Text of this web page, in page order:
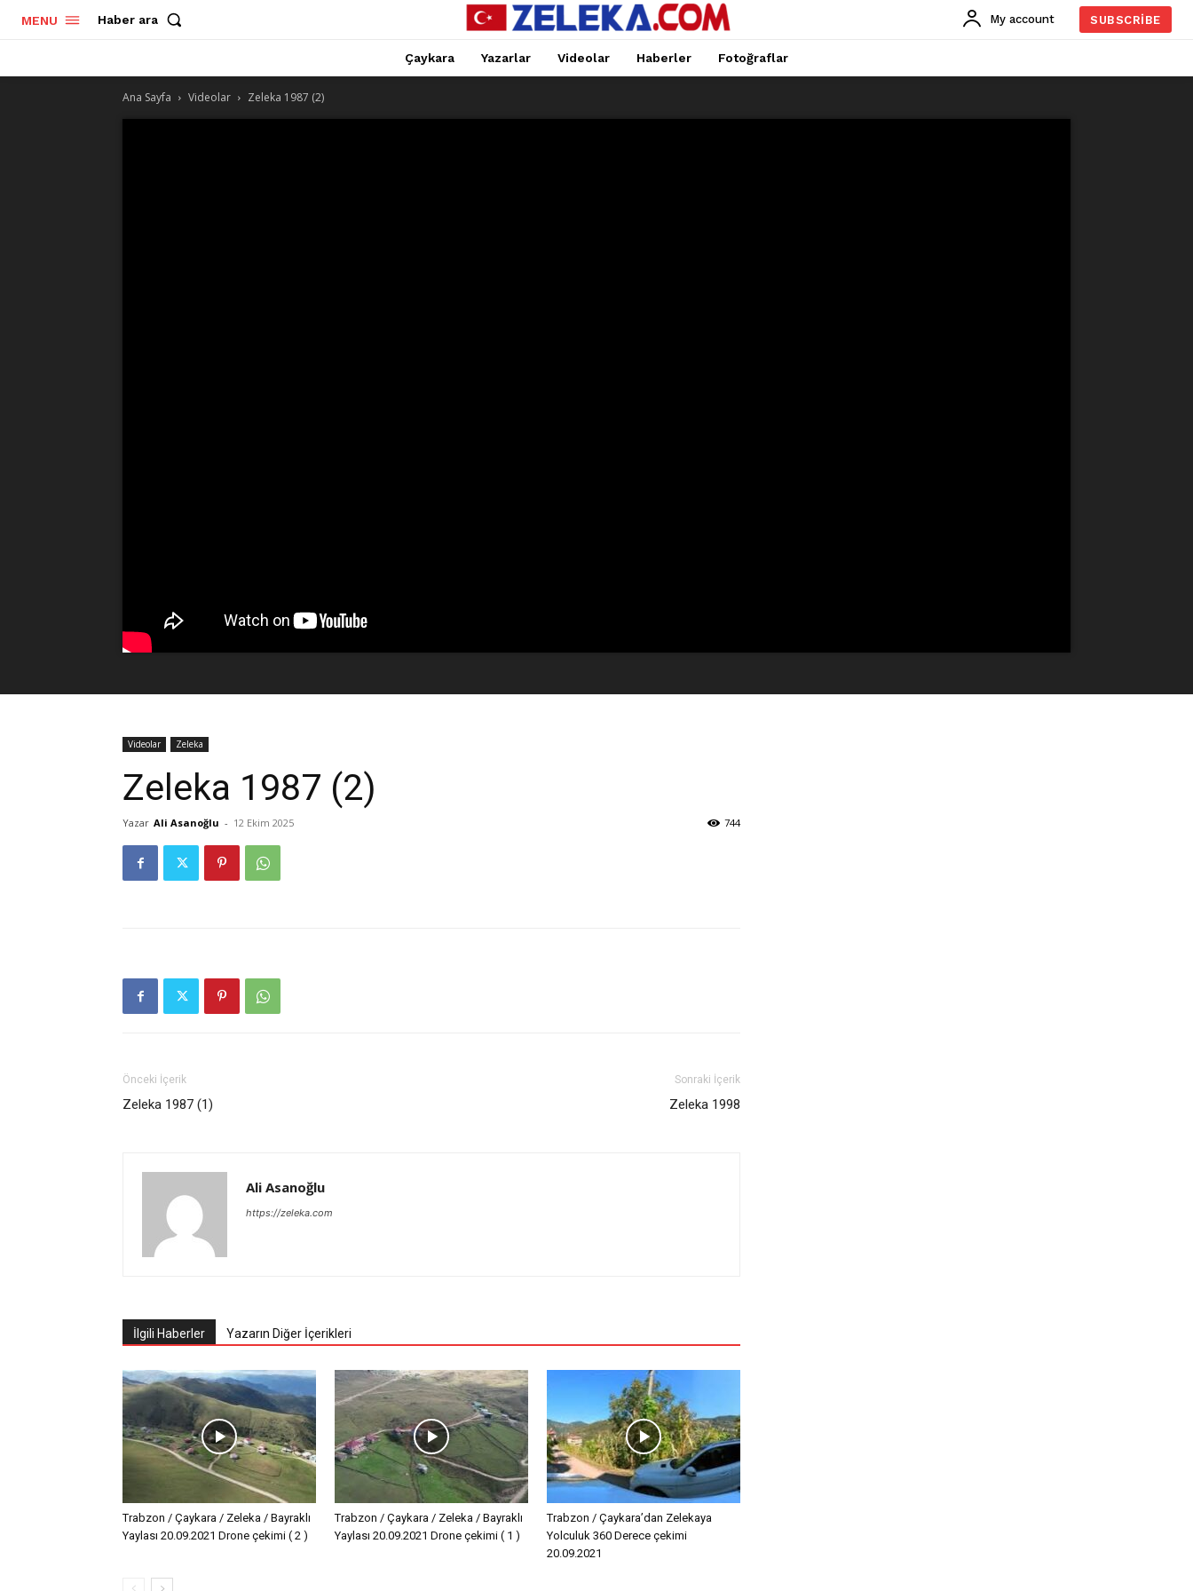
MENU Haber ara My account SUBSCRIBE
Çaykara Yazarlar Videolar Haberler Fotoğraflar
Ana Sayfa Videolar Zeleka 1987 (2)
Videolar Zeleka
Zeleka 1987 (2)
Yazar Ali Asanoğlu - 12 Ekim 2025 744
Önceki İçerik
Zeleka 1987 (1)
Sonraki İçerik
Zeleka 1998
Ali Asanoğlu
https://zeleka.com
İlgili Haberler Yazarın Diğer İçerikleri
Trabzon / Çaykara / Zeleka / Bayraklı
Yaylası 20.09.2021 Drone çekimi ( 2 )
Trabzon / Çaykara / Zeleka / Bayraklı
Yaylası 20.09.2021 Drone çekimi ( 1 )
Trabzon / Çaykara’dan Zelekaya
Yolculuk 360 Derece çekimi
20.09.2021